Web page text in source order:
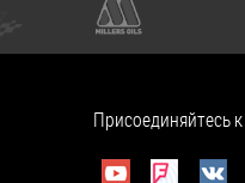
Присоединяйтесь